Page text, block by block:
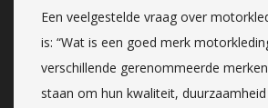
Een veelgestelde vraag over
is: “Wat is een goed merk
verschillende gerenommeerde
staan om hun kwaliteit,